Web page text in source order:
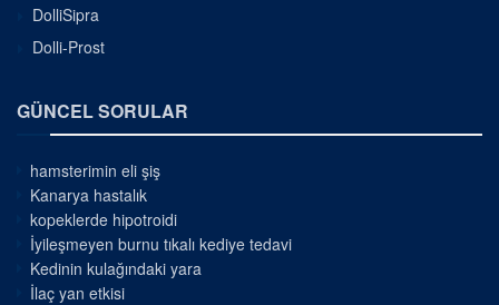
DolliSipra
Dolli-Prost
GÜNCEL SORULAR
hamsterimin eli şiş
Kanarya hastalık
kopeklerde hipotroidi
İyileşmeyen burnu tıkalı kediye tedavi
Kedinin kulağındaki yara
İlaç yan etkisi